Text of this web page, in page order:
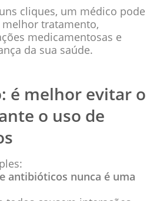
cliques, um médico pode
tratamento,
medicamentosas e
da sua saúde.
é melhor evitar o
o uso de
antibióticos nunca é uma